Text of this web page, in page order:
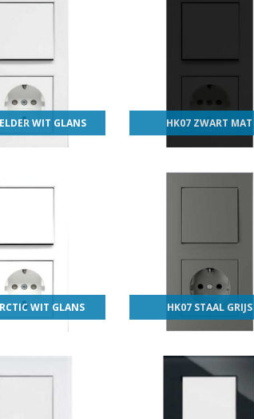
WIT GLANS HK07 ZWART MAT
WIT GLANS HK07 STAAL GRIJS